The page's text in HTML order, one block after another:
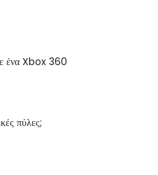
ένα Xbox 360
πύλες;